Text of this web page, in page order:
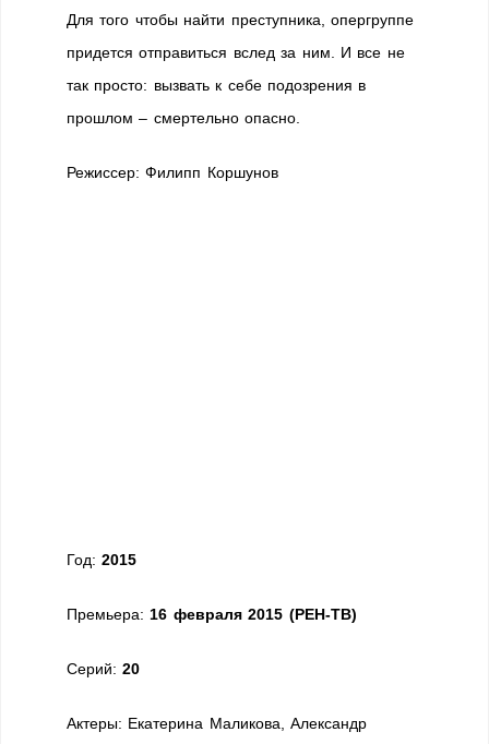
Для того чтобы найти преступника, опергруппе
придется отправиться вслед за ним. И все не
так просто: вызвать к себе подозрения в
прошлом – смертельно опасно.
Режиссер:Филипп Коршунов
Год:2015
Премьера: 16 февраля 2015 (РЕН-ТВ)
Cерий:20
Актеры: Екатерина Маликова, Александр